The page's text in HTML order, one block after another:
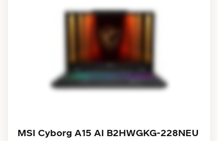
MSI Cyborg A15 AI B2HWGKG-228NEU